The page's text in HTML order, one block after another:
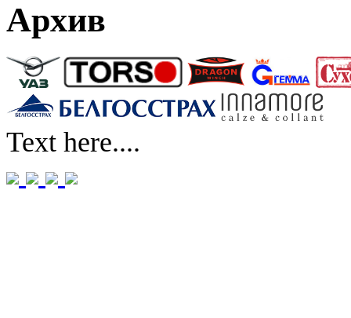
Архив
Text here....